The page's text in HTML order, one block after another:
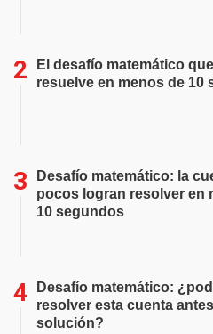
El desafío matemático
resuelve en menos de 10
Desafío matemático: la
pocos logran resolver en
10 segundos
Desafío matemático:
resolver esta cuenta
solución?